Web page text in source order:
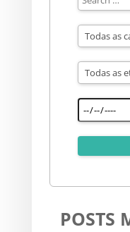
POSTS